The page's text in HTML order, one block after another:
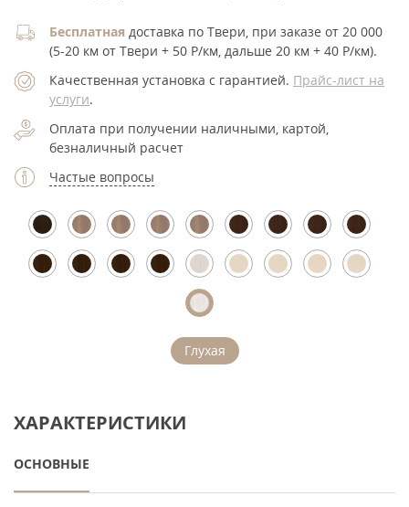
Бесплатная доставка по Твери, при заказе от 20 000
(5-20 км от Твери + 50 Р/км, дальше 20 км + 40 Р/км).
Качественная установка с гарантией. Прайс-лист на
услуги.
Оплата при получении наличными, картой,
безналичный расчет
Частые вопросы
Глухая
ХАРАКТЕРИСТИКИ
ОСНОВНЫЕ